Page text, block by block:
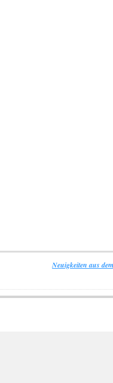
Neuigkeiten aus